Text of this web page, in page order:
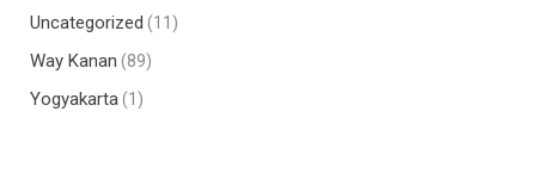
Uncategorized (11)
Way Kanan (89)
Yogyakarta(1)